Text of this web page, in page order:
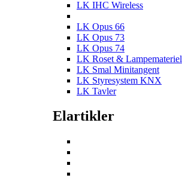
LK IHC Wireless
LK Opus 66
LK Opus 73
LK Opus 74
LK Roset & Lampemateriel
LK Smal Minitangent
LK Styresystem KNX
LK Tavler
Elartikler